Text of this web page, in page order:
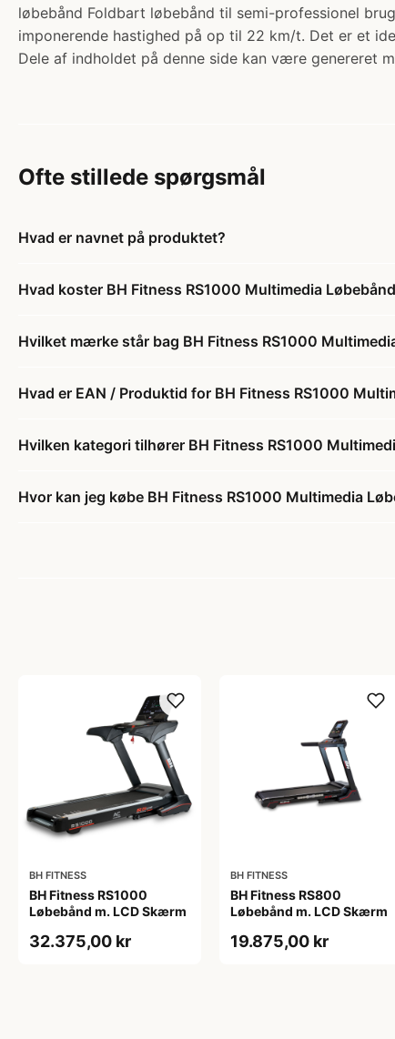
løbebånd Foldbart løbebånd til semi-professionel
imponerende hastighed på op til 22 km/t. Det er et
Dele af indholdet på denne side kan være genereret
Ofte stillede spørgsmål
Hvad er navnet på produktet?
Hvad koster BH Fitness RS1000 Multimedia
Hvilket mærke står bag BH Fitness RS1000
Hvad er EAN / Produktid for BH Fitness RS1000
Hvilken kategori tilhører BH Fitness RS1000
Hvor kan jeg købe BH Fitness RS1000 Multimedia
BH FITNESS
BH Fitness RS1000
Løbebånd m. LCD Skærm
32.375,00 kr
BH FITNESS
BH Fitness RS800
Løbebånd m. LCD Skærm
19.875,00 kr